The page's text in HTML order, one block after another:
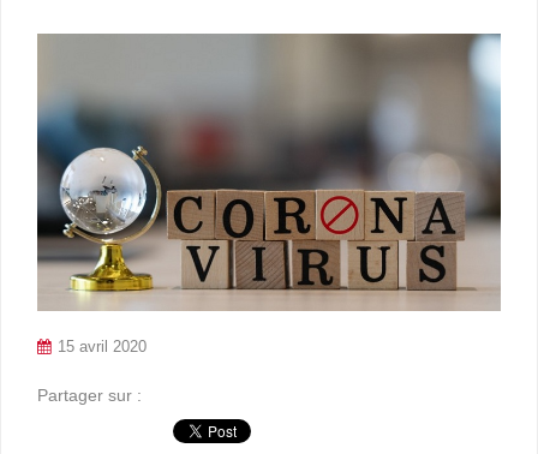
15 avril 2020
Partager sur :